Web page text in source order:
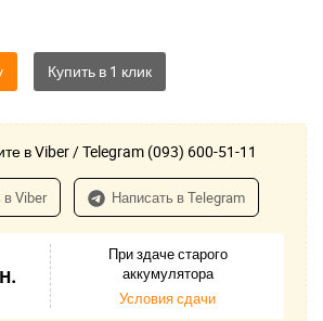
в Viber / Telegram (093) 600-51-11
в Viber Написать в Telegram
При здаче старого
аккумулятора
Условия сдачи